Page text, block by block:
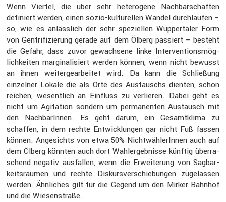
Wenn Viertel, die über sehr hetero­gene Nachbar­schaften
definiert werden, einen sozio-kultu­rellen Wandel durch­laufen –
so, wie es anläss­lich der sehr spezi­ellen Wupper­taler Form
von Gentri­fi­zie­rung gerade auf dem Ölberg passiert – besteht
die Gefahr, dass zuvor gewach­sene linke Inter­ven­ti­ons­mög­
lich­keiten margi­na­li­siert werden können, wenn nicht bewusst
an ihnen weiter­ge­ar­beitet wird. Da kann die Schlie­ßung
einzelner Lokale die als Orte des Austauschs dienten, schon
reichen, wesent­lich an Einfluss zu verlieren. Dabei geht es
nicht um Agita­tion sondern um perma­nenten Austausch mit
den Nachba­rInnen. Es geht darum, ein Gesamt­klima zu
schaffen, in dem rechte Entwick­lungen gar nicht Fuß fassen
können. Angesichts von etwa 50% Nicht­wäh­le­rInnen auch auf
dem Ölberg könnten auch dort Wahler­geb­nisse künftig überra­
schend negativ ausfallen, wenn die Erwei­te­rung von Sagbar­
keits­räumen und rechte Diskurs­ver­schie­bungen zugelassen
werden. Ähnli­ches gilt für die Gegend um den Mirker Bahnhof
und die Wiesen­straße.